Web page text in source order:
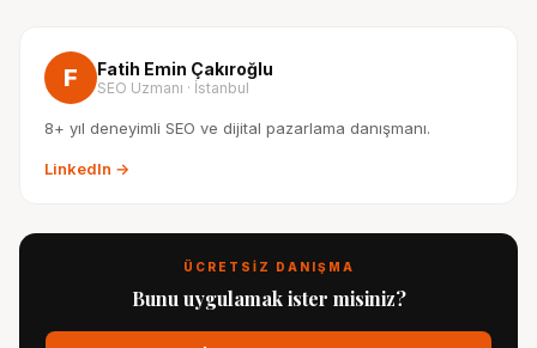
F Fatih Emin Çakıroğlu
SEO Uzmanı · İstanbul
8+ yıl deneyimli SEO ve dijital pazarlama danışmanı.
LinkedIn →
ÜCRETSİZ DANIŞMA
Bunu uygulamak ister misiniz?